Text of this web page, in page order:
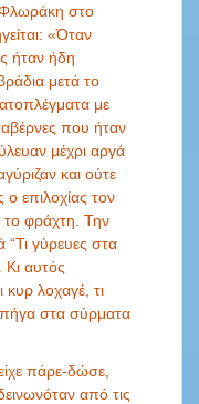
Φλωράκη στο
«Όταν
ήταν ήδη
μετά το
με
που ήταν
μέχρι αργά
και ούτε
επιλοχίας τον
φράχτη. Την
γύρευες στα
αυτός
κυρ λοχαγέ, τι
στα σύρματα
πάρε-δώσε,
από τις